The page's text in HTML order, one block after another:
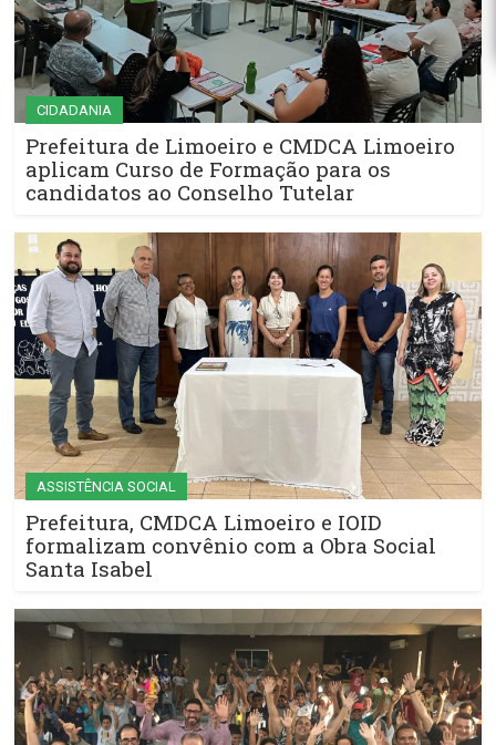
CIDADANIA
Prefeitura de Limoeiro e CMDCA Limoeiro
aplicam Curso de Formação para os
candidatos ao Conselho Tutelar
ASSISTÊNCIA SOCIAL
Prefeitura, CMDCA Limoeiro e IOID
formalizam convênio com a Obra Social
Santa Isabel